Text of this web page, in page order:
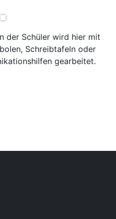
der Schüler wird hier mit
Schreibtafeln oder
gearbeitet.